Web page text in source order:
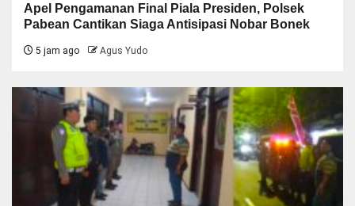
Apel Pengamanan Final Piala Presiden, Polsek
Pabean Cantikan Siaga Antisipasi Nobar Bonek
5 jam ago Agus Yudo